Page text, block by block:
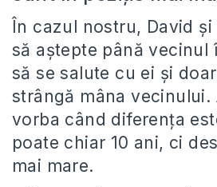
În cazul nostru, David
să aştepte până vecinul
să se salute cu ei şi
strângă mâna vecinului.
vorba când diferenţa
poate chiar 10 ani, ci
mai mare.